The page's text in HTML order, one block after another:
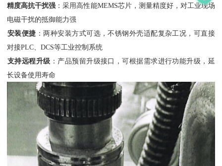
精度高抗干扰强 ‌：采用高性能MEMS芯片，测量精度好，对工业现场
电磁干扰的抵御能力强
安装便捷 ‌：两种安装方式可选，不锈钢外壳适配复杂工况，可直接
对接PLC、DCS等工业控制系统
支持远程升级 ‌：产品预留升级接口，可根据需求进行功能升级，延
长设备使用寿命